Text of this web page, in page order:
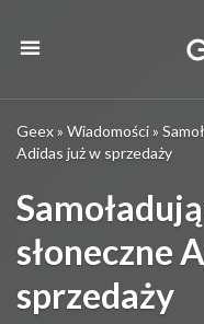
Geex» Wiadomości»
Adidas już w sprzedaży
słoneczne
sprzedaży